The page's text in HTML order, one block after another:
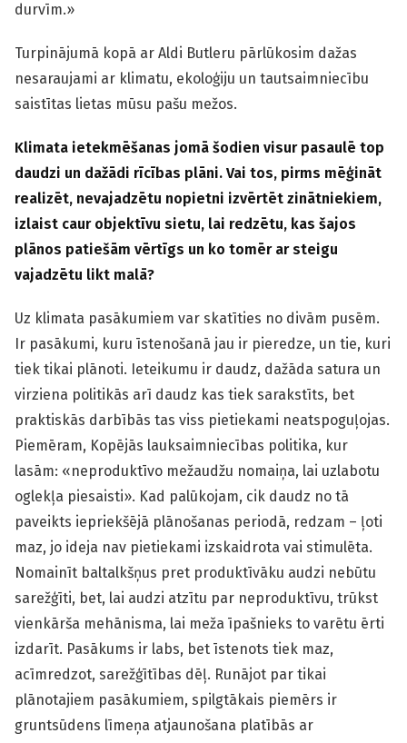
durvīm.»
Turpinājumā kopā ar Aldi Butleru pārlūkosim dažas
nesaraujami ar klimatu, ekoloģiju un tautsaimniecību
saistītas lietas mūsu pašu mežos.
Klimata ietekmēšanas jomā šodien visur pasaulē top
daudzi un dažādi rīcības plāni. Vai tos, pirms mēģināt
realizēt, nevajadzētu nopietni izvērtēt zinātniekiem,
izlaist caur objektīvu sietu, lai redzētu, kas šajos
plānos patiešām vērtīgs un ko tomēr ar steigu
vajadzētu likt malā?
Uz klimata pasākumiem var skatīties no divām pusēm.
Ir pasākumi, kuru īstenošanā jau ir pieredze, un tie, kuri
tiek tikai plānoti. Ieteikumu ir daudz, dažāda satura un
virziena politikās arī daudz kas tiek sarakstīts, bet
praktiskās darbībās tas viss pietiekami neatspoguļojas.
Piemēram, Kopējās lauksaimniecības politika, kur
lasām: «neproduktīvo mežaudžu nomaiņa, lai uzlabotu
oglekļa piesaisti». Kad palūkojam, cik daudz no tā
paveikts iepriekšējā plānošanas periodā, redzam – ļoti
maz, jo ideja nav pietiekami izskaidrota vai stimulēta.
Nomainīt baltalkšņus pret produktīvāku audzi nebūtu
sarežģīti, bet, lai audzi atzītu par neproduktīvu, trūkst
vienkārša mehānisma, lai meža īpašnieks to varētu ērti
izdarīt. Pasākums ir labs, bet īstenots tiek maz,
acīmredzot, sarežģītības dēļ. Runājot par tikai
plānotajiem pasākumiem, spilgtākais piemērs ir
gruntsūdens līmeņa atjaunošana platībās ar